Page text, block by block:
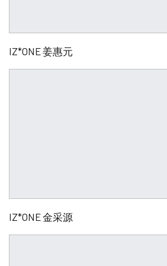
IZ*ONE 姜惠元
IZ*ONE 金采源